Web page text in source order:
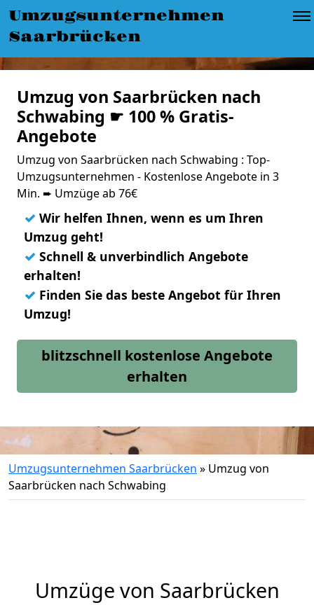
Umzugsunternehmen
Saarbrücken
Umzug von Saarbrücken nach
Schwabing ☛ 100 % Gratis-
Angebote
Umzug von Saarbrücken nach Schwabing : Top-
Umzugsunternehmen - Kostenlose Angebote in 3
Min. ➨ Umzüge ab 76€
✓ Wir helfen Ihnen, wenn es um Ihren
Umzug geht!
✓ Schnell & unverbindlich Angebote
erhalten!
✓ Finden Sie das beste Angebot für Ihren
Umzug!
blitzschnell kostenlose Angebote
erhalten
Umzugsunternehmen Saarbrücken » Umzug von
Saarbrücken nach Schwabing
Umzüge von Saarbrücken